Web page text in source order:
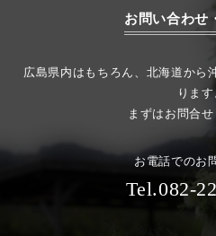
お問い合わせ
広島県内はもちろん、北海道から
ります
まずはお問合せ
お電話でのお
Tel.082-